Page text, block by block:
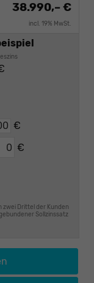
38.990,– €
incl. 19% MwSt.
€
€
Drittel der Kunden
Sollzinssatz